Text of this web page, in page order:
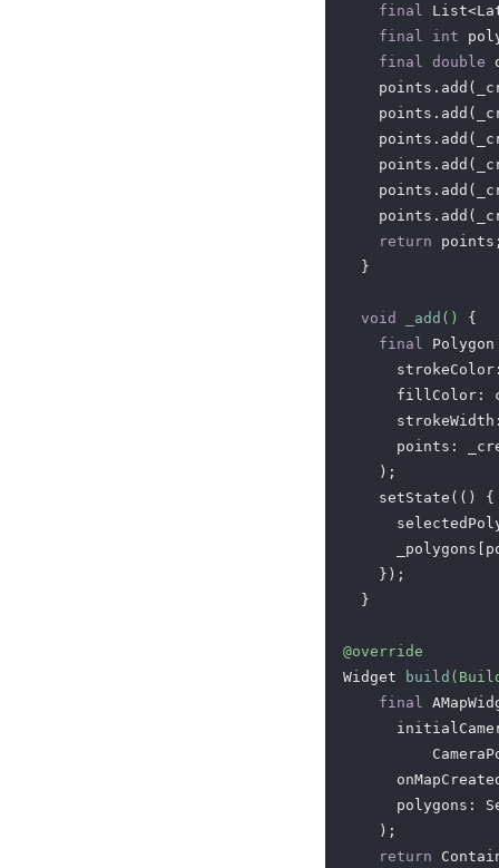
final
final
int
final double
return
  }
void _add ()
{
final
fillColor:
points:
    );
    setState(() {
    });
  }
@override
Widget
build
final
polygons:
    );
return